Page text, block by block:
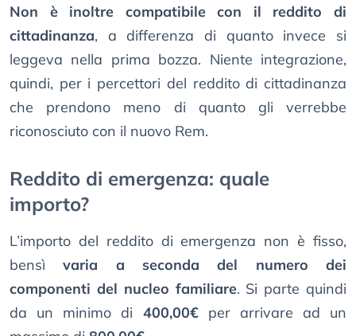
Non è inoltre compatibile con il reddito di
cittadinanza, a differenza di quanto invece si
leggeva nella prima bozza. Niente integrazione,
quindi, per i percettori del reddito di cittadinanza
che prendono meno di quanto gli verrebbe
riconosciuto con il nuovo Rem.
Reddito di emergenza: quale
importo?
L’importo del reddito di emergenza non è fisso,
bensìvaria a seconda del numero dei
componenti del nucleo familiare. Si parte quindi
da un minimo di 400,00€per arrivare ad un